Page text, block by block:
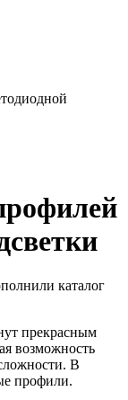
каталог
прекрасным
возможность
В
профили.